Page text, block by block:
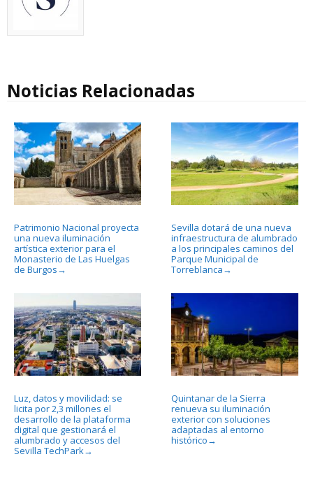
Noticias Relacionadas
Patrimonio Nacional proyecta
una nueva iluminación
artística exterior para el
Monasterio de Las Huelgas
de Burgos →
Sevilla dotará de una nueva
infraestructura de alumbrado
a los principales caminos del
Parque Municipal de
Torreblanca →
Luz, datos y movilidad: se
licita por 2,3 millones el
desarrollo de la plataforma
digital que gestionará el
alumbrado y accesos del
Sevilla TechPark→
Quintanar de la Sierra
renueva su iluminación
exterior con soluciones
adaptadas al entorno
histórico →